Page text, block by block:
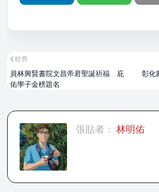
彰化
較舊
員林興賢書院文昌帝君聖誕祈福 庇
佑學子金榜題名
張貼者： 林明佑